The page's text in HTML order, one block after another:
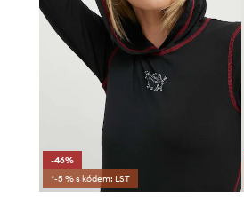
-46%
*-5 % s kódem: LST